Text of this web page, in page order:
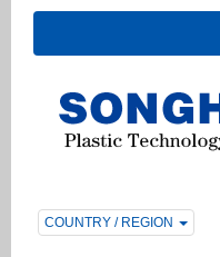
COUNTRY / REGION